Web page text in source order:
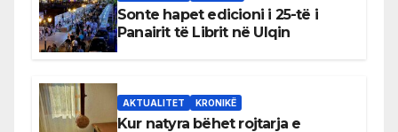
Sonte hapet edicioni i 25-të i
Panairit të Librit në Ulqin
AKTUALITET KRONIKË
Kur natyra bëhet rojtarja e